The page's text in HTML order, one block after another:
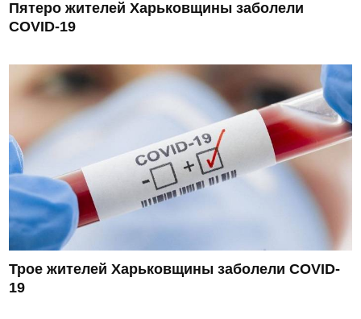
Пятеро жителей Харьковщины заболели
COVID-19
Трое жителей Харьковщины заболели COVID-
19